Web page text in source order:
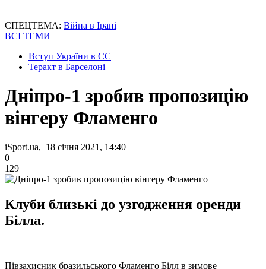
СПЕЦТЕМА: Війна в Ірані
ВСІ ТЕМИ
Вступ України в ЄС
Теракт в Барселоні
Дніпро-1 зробив пропозицію
вінгеру Фламенго
iSport.ua, 18 січня 2021, 14:40
0
129
Клуби близькі до узгодження оренди
Білла.
Півзахисник бразильського Фламенго Білл в зимове